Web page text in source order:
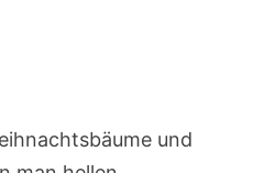
und